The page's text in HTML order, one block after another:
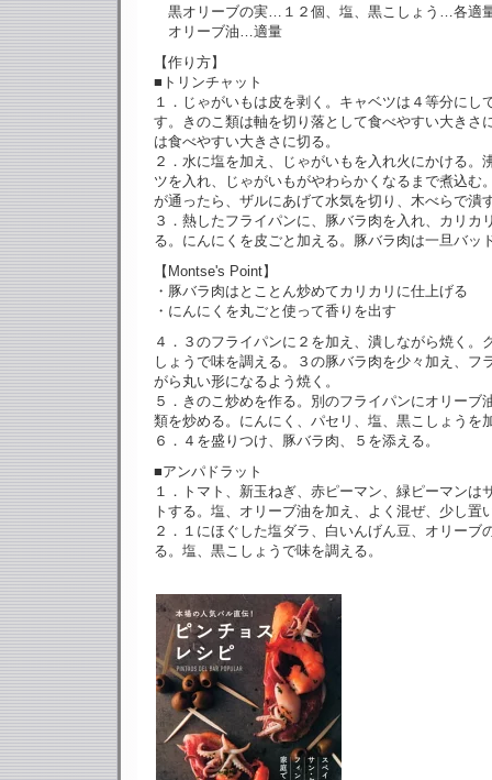
黒オリーブの実…１２個、塩、黒こしょう…各適
オリーブ油…適量
【作り方】
■トリンチャット
１．じゃがいもは皮を剥く。キャベツは４等分にし
す。きのこ類は軸を切り落として食べやすい大きさ
は食べやすい大きさに切る。
２．水に塩を加え、じゃがいもを入れ火にかける。
ツを入れ、じゃがいもがやわらかくなるまで煮込む
が通ったら、ザルにあげて水気を切り、木べらで潰
３．熱したフライパンに、豚バラ肉を入れ、カリカ
る。にんにくを皮ごと加える。豚バラ肉は一旦バッ
【Montse's Point】
・豚バラ肉はとことん炒めてカリカリに仕上げる
・にんにくを丸ごと使って香りを出す
４．３のフライパンに２を加え、潰しながら焼く。
しょうで味を調える。３の豚バラ肉を少々加え、フ
がら丸い形になるよう焼く。
５．きのこ炒めを作る。別のフライパンにオリーブ
類を炒める。にんにく、パセリ、塩、黒こしょうを
６．４を盛りつけ、豚バラ肉、５を添える。
■アンパドラット
１．トマト、新玉ねぎ、赤ピーマン、緑ピーマンは
トする。塩、オリーブ油を加え、よく混ぜ、少し置
２．１にほぐした塩ダラ、白いんげん豆、オリーブ
る。塩、黒こしょうで味を調える。